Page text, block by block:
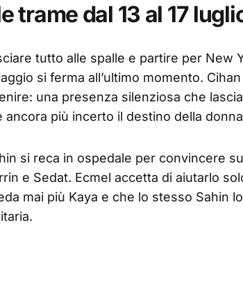
trame dal 13 al 17
tutto alle spalle e partire per New
si ferma all’ultimo momento. Cihan
una presenza silenziosa che
ancora più incerto il destino della
si reca in ospedale per convincere
e Sedat. Ecmel accetta di aiutarlo
mai più Kaya e che lo stesso Sahin